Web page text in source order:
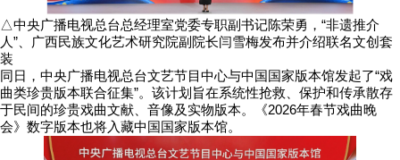
△中央广播电视总台总经理室党委专职副书记陈荣勇，“非遗推介
人”、广西民族文化艺术研究院副院长闫雪梅发布并介绍联名文创套
装
同日，中央广播电视总台文艺节目中心与中国国家版本馆发起了“戏
曲类珍贵版本联合征集”。该计划旨在系统性抢救、保护和传承散存
于民间的珍贵戏曲文献、音像及实物版本。《2026年春节戏曲晚
会》数字版本也将入藏中国国家版本馆。